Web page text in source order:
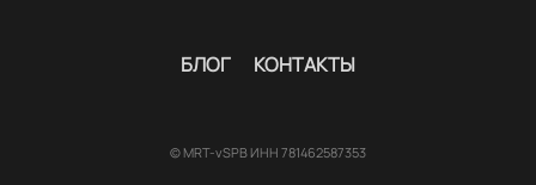
БЛОГ КОНТАКТЫ
© MRT-vSPB ИНН 781462587353